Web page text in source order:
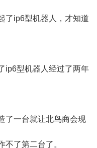
ip6型机器人，才知道
型机器人经过了两年
一台就让北鸟商会现
了第二台了。